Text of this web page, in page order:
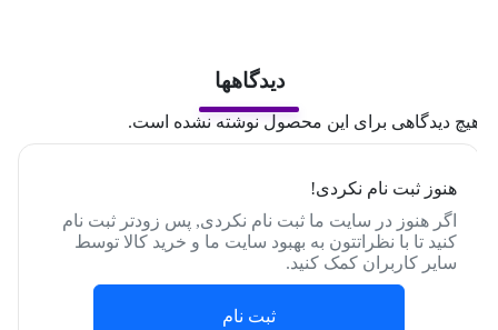
دیدگاهها
دیدگاهی برای این محصول نوشته نشده است.
هنوز ثبت نام نکردی!
اگر هنوز در سایت ما ثبت نام نکردی, پس زودتر ثبت نام
کنید تا با نظراتتون به بهبود سایت ما و خرید کالا توسط
سایر کاربران کمک کنید.
ثبت نام